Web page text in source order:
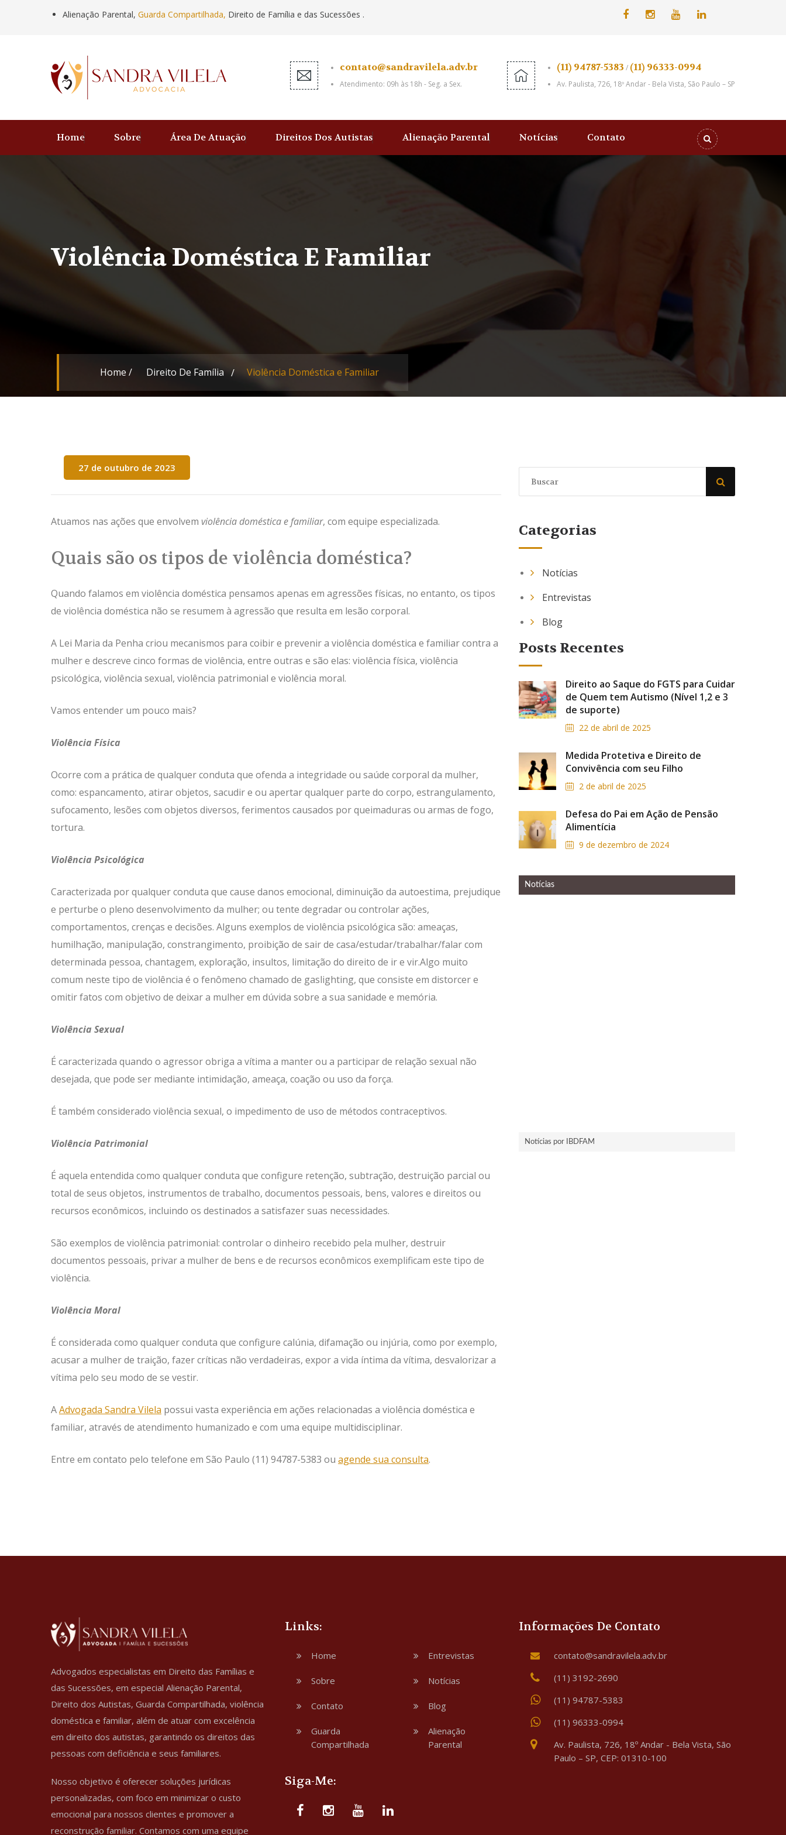
Alienação Parental, Guarda Compartilhada, Direito de Família e das Sucessões .
contato@sandravilela.adv.br
Atendimento: 09h às 18h - Seg. a Sex.
(11) 94787-5383 / (11) 96333-0994
Av. Paulista, 726, 18º Andar - Bela Vista, São Paulo – SP
Home Sobre Área De Atuação Direitos Dos Autistas Alienação Parental Notícias Contato
Violência Doméstica E Familiar
Home / Direito De Família Violência Doméstica e Familiar
27 de outubro de 2023
Atuamos nas ações que envolvem violência doméstica e familiar, com equipe especializada.
Quais são os tipos de violência doméstica?
Quando falamos em violência doméstica pensamos apenas em agressões físicas, no entanto, os tipos
de violência doméstica não se resumem à agressão que resulta em lesão corporal.
A Lei Maria da Penha criou mecanismos para coibir e prevenir a violência doméstica e familiar contra a
mulher e descreve cinco formas de violência, entre outras e são elas: violência física, violência
psicológica, violência sexual, violência patrimonial e violência moral.
Vamos entender um pouco mais?
Violência Física
Ocorre com a prática de qualquer conduta que ofenda a integridade ou saúde corporal da mulher,
como: espancamento, atirar objetos, sacudir e ou apertar qualquer parte do corpo, estrangulamento,
sufocamento, lesões com objetos diversos, ferimentos causados por queimaduras ou armas de fogo,
tortura.
Violência Psicológica
Caracterizada por qualquer conduta que cause danos emocional, diminuição da autoestima, prejudique
e perturbe o pleno desenvolvimento da mulher; ou tente degradar ou controlar ações,
comportamentos, crenças e decisões. Alguns exemplos de violência psicológica são: ameaças,
humilhação, manipulação, constrangimento, proibição de sair de casa/estudar/trabalhar/falar com
determinada pessoa, chantagem, exploração, insultos, limitação do direito de ir e vir.Algo muito
comum neste tipo de violência é o fenômeno chamado de gaslighting, que consiste em distorcer e
omitir fatos com objetivo de deixar a mulher em dúvida sobre a sua sanidade e memória.
Violência Sexual
É caracterizada quando o agressor obriga a vítima a manter ou a participar de relação sexual não
desejada, que pode ser mediante intimidação, ameaça, coação ou uso da força.
É também considerado violência sexual, o impedimento de uso de métodos contraceptivos.
Violência Patrimonial
É aquela entendida como qualquer conduta que configure retenção, subtração, destruição parcial ou
total de seus objetos, instrumentos de trabalho, documentos pessoais, bens, valores e direitos ou
recursos econômicos, incluindo os destinados a satisfazer suas necessidades.
São exemplos de violência patrimonial: controlar o dinheiro recebido pela mulher, destruir
documentos pessoais, privar a mulher de bens e de recursos econômicos exemplificam este tipo de
violência.
Violência Moral
É considerada como qualquer conduta que configure calúnia, difamação ou injúria, como por exemplo,
acusar a mulher de traição, fazer críticas não verdadeiras, expor a vida íntima da vítima, desvalorizar a
vítima pelo seu modo de se vestir.
AAdvogada Sandra Vilela possui vasta experiência em ações relacionadas a violência doméstica e
familiar, através de atendimento humanizado e com uma equipe multidisciplinar.
Entre em contato pelo telefone em São Paulo (11) 94787-5383 ou agende sua consulta.
Categorias
Notícias
Entrevistas
Blog
Posts Recentes
Direito ao Saque do FGTS para Cuidar
de Quem tem Autismo (Nível 1,2 e 3
de suporte)
22 de abril de 2025
Medida Protetiva e Direito de
Convivência com seu Filho
2 de abril de 2025
Defesa do Pai em Ação de Pensão
Alimentícia
9 de dezembro de 2024
Notícias
Notícias por IBDFAM
Advogados especialistas em Direito das Famílias e
das Sucessões, em especial Alienação Parental,
Direito dos Autistas, Guarda Compartilhada, violência
doméstica e familiar, além de atuar com excelência
em direito dos autistas, garantindo os direitos das
pessoas com deficiência e seus familiares.
Nosso objetivo é oferecer soluções jurídicas
personalizadas, com foco em minimizar o custo
emocional para nossos clientes e promover a
reconstrução familiar. Contamos com uma equipe
Links:
Home
Sobre
Contato
Guarda
Compartilhada
Entrevistas
Notícias
Blog
Alienação
Parental
Siga-Me:
Informações De Contato
contato@sandravilela.adv.br
(11) 3192-2690
(11) 94787-5383
(11) 96333-0994
Av. Paulista, 726, 18º Andar - Bela Vista, São
Paulo – SP, CEP: 01310-100